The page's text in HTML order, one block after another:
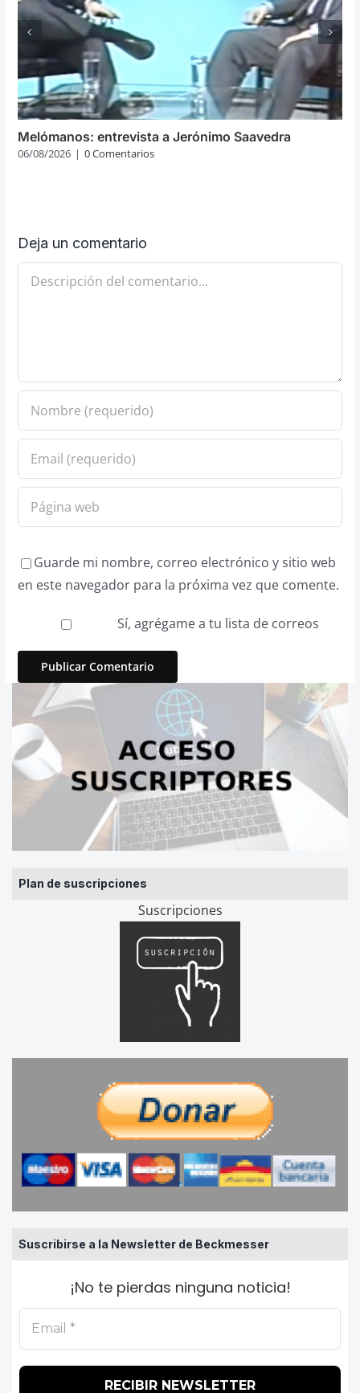
Plan de suscripciones
Suscripciones
Suscribirse a la Newsletter de Beckmesser
¡No te pierdas ninguna noticia!
Melómanos: entrevista a Jerónimo Saavedra
06/08/2026 | 0 Comentarios
Deja un comentario
Comentario
Guarde mi nombre, correo electrónico y sitio web
en este navegador para la próxima vez que comente.
Sí, agrégame a tu lista de correos